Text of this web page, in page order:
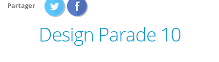
Partager
Design Parade 10